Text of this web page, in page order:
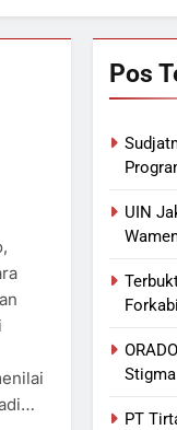
Pos
UIN
PT